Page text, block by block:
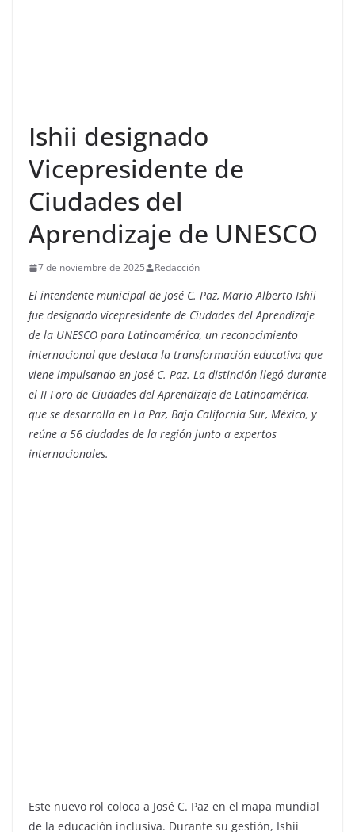
Ishii designado
Vicepresidente de
Ciudades del
Aprendizaje de UNESCO
7 de noviembre de 2025 Redacción
El intendente municipal de José C. Paz, Mario Alberto Ishii
fue designado vicepresidente de Ciudades del Aprendizaje
de la UNESCO para Latinoamérica, un reconocimiento
internacional que destaca la transformación educativa que
viene impulsando en José C. Paz. La distinción llegó durante
el II Foro de Ciudades del Aprendizaje de Latinoamérica,
que se desarrolla en La Paz, Baja California Sur, México, y
reúne a 56 ciudades de la región junto a expertos
internacionales.
Este nuevo rol coloca a José C. Paz en el mapa mundial
de la educación inclusiva. Durante su gestión, Ishii